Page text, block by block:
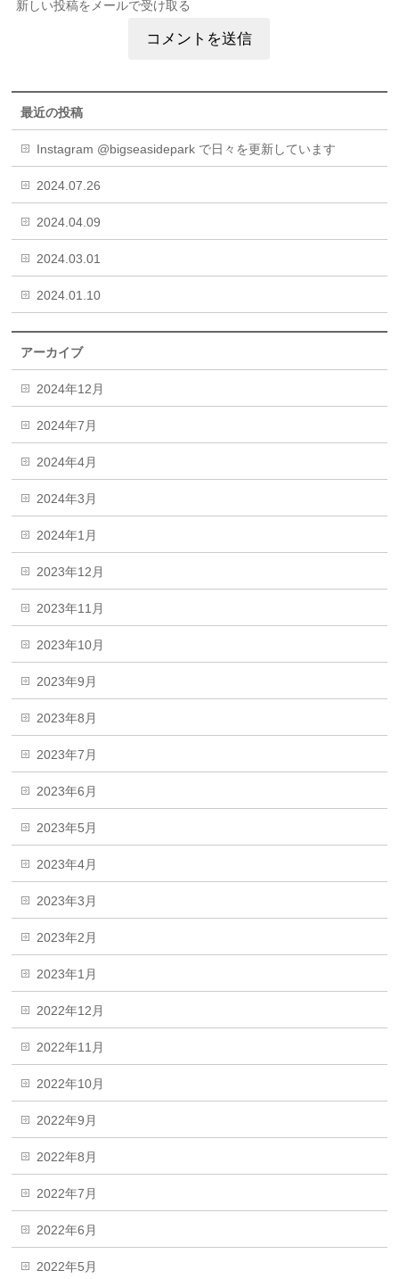
新しい投稿をメールで受け取る
最近の投稿
Instagram @bigseasidepark で日々を更新しています
2024.07.26
2024.04.09
2024.03.01
2024.01.10
アーカイブ
2024年12月
2024年7月
2024年4月
2024年3月
2024年1月
2023年12月
2023年11月
2023年10月
2023年9月
2023年8月
2023年7月
2023年6月
2023年5月
2023年4月
2023年3月
2023年2月
2023年1月
2022年12月
2022年11月
2022年10月
2022年9月
2022年8月
2022年7月
2022年6月
2022年5月